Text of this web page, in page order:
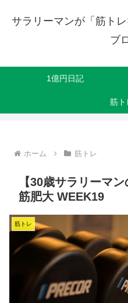
サラリーマンが「筋ト
ブ
1億円日記
筋ト
ホーム 筋トレ
【30歳サラリーマ
筋肥大 WEEK19
筋トレ